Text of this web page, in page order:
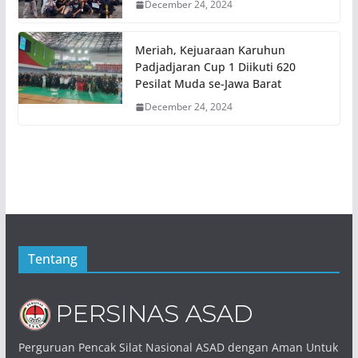
December 24, 2024
Meriah, Kejuaraan Karuhun
Padjadjaran Cup 1 Diikuti 620
Pesilat Muda se-Jawa Barat
December 24, 2024
Tentang
Perguruan Pencak Silat Nasional ASAD dengan Aman Untuk